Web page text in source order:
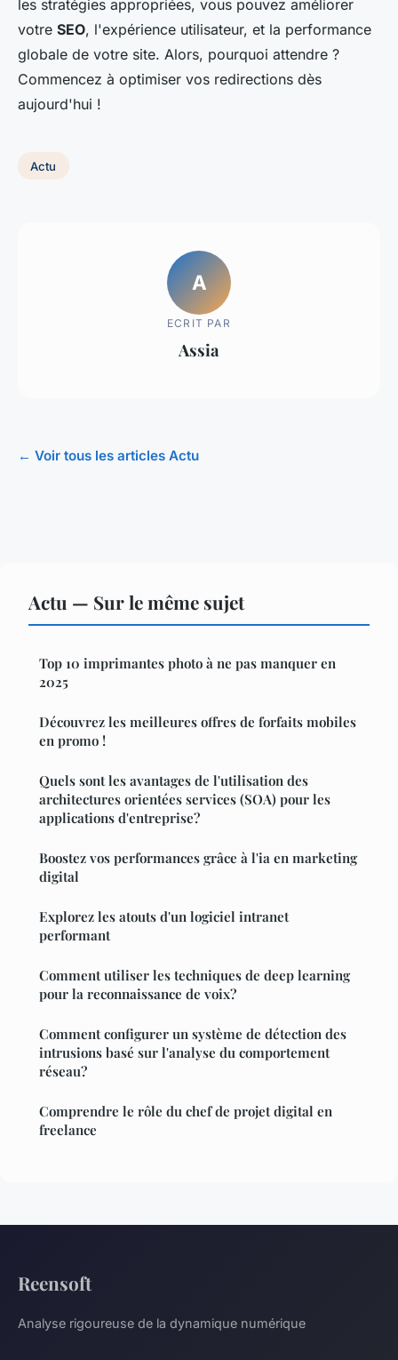
les stratégies appropriées, vous pouvez améliorer
votre SEO, l'expérience utilisateur, et la performance
globale de votre site. Alors, pourquoi attendre ?
Commencez à optimiser vos redirections dès
aujourd'hui !
Actu
A
ECRIT PAR
Assia
← Voir tous les articles Actu
Actu — Sur le même sujet
Top 10 imprimantes photo à ne pas manquer en
2025
Découvrez les meilleures offres de forfaits mobiles
en promo !
Quels sont les avantages de l'utilisation des
architectures orientées services (SOA) pour les
applications d'entreprise?
Boostez vos performances grâce à l'ia en marketing
digital
Explorez les atouts d'un logiciel intranet
performant
Comment utiliser les techniques de deep learning
pour la reconnaissance de voix?
Comment configurer un système de détection des
intrusions basé sur l'analyse du comportement
réseau?
Comprendre le rôle du chef de projet digital en
freelance
Reensoft
Analyse rigoureuse de la dynamique numérique